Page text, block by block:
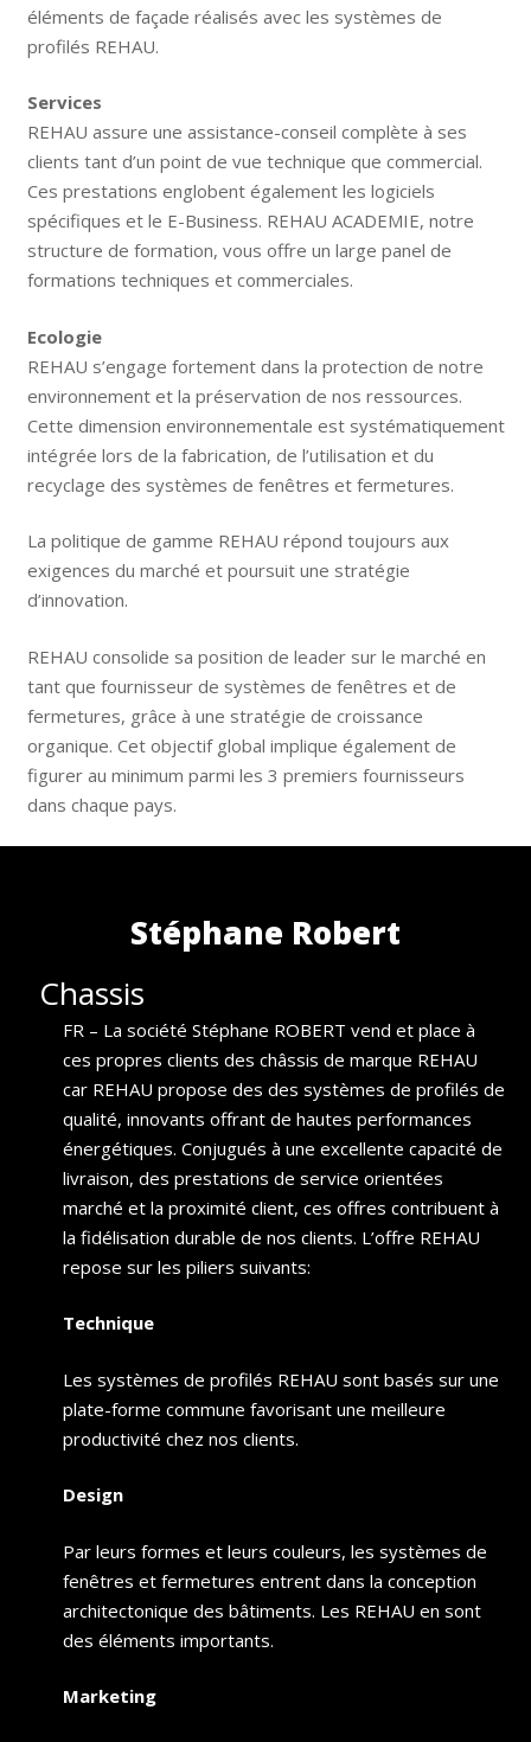
éléments de façade réalisés avec les systèmes de
profilés REHAU.
Services
REHAU assure une assistance-conseil complète à ses
clients tant d’un point de vue technique que commercial.
Ces prestations englobent également les logiciels
spécifiques et le E-Business. REHAU ACADEMIE, notre
structure de formation, vous offre un large panel de
formations techniques et commerciales.
Ecologie
REHAU s’engage fortement dans la protection de notre
environnement et la préservation de nos ressources.
Cette dimension environnementale est systématiquement
intégrée lors de la fabrication, de l’utilisation et du
recyclage des systèmes de fenêtres et fermetures.
La politique de gamme REHAU répond toujours aux
exigences du marché et poursuit une stratégie
d’innovation.
REHAU consolide sa position de leader sur le marché en
tant que fournisseur de systèmes de fenêtres et de
fermetures, grâce à une stratégie de croissance
organique. Cet objectif global implique également de
figurer au minimum parmi les 3 premiers fournisseurs
dans chaque pays.
Stéphane Robert
Chassis
Casino Spiele kostenlos
FR – La société Stéphane ROBERT vend et place à
ces propres clients des châssis de marque REHAU
car REHAU propose des des systèmes de profilés de
qualité, innovants offrant de hautes performances
énergétiques. Conjugués à une excellente capacité de
livraison, des prestations de service orientées
marché et la proximité client, ces offres contribuent à
la fidélisation durable de nos clients. L’offre REHAU
repose sur les piliers suivants:
Technique
Les systèmes de profilés REHAU sont basés sur une
plate-forme commune favorisant une meilleure
productivité chez nos clients.
Design
Par leurs formes et leurs couleurs, les systèmes de
fenêtres et fermetures entrent dans la conception
architectonique des bâtiments. Les REHAU en sont
des éléments importants.
Marketing